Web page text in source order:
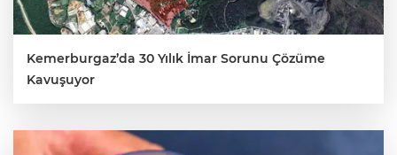
Kemerburgaz’da 30 Yılık İmar Sorunu Çözüme
Kavuşuyor